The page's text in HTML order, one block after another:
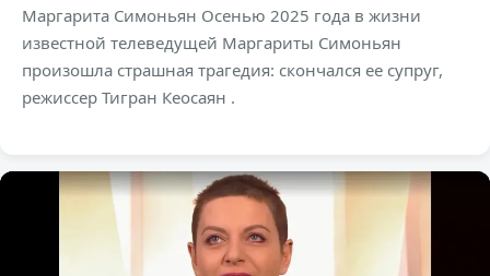
Маргарита Симоньян Осенью 2025 года в жизни
известной телеведущей Маргариты Симоньян
произошла страшная трагедия: скончался ее супруг,
режиссер Тигран Кеосаян .